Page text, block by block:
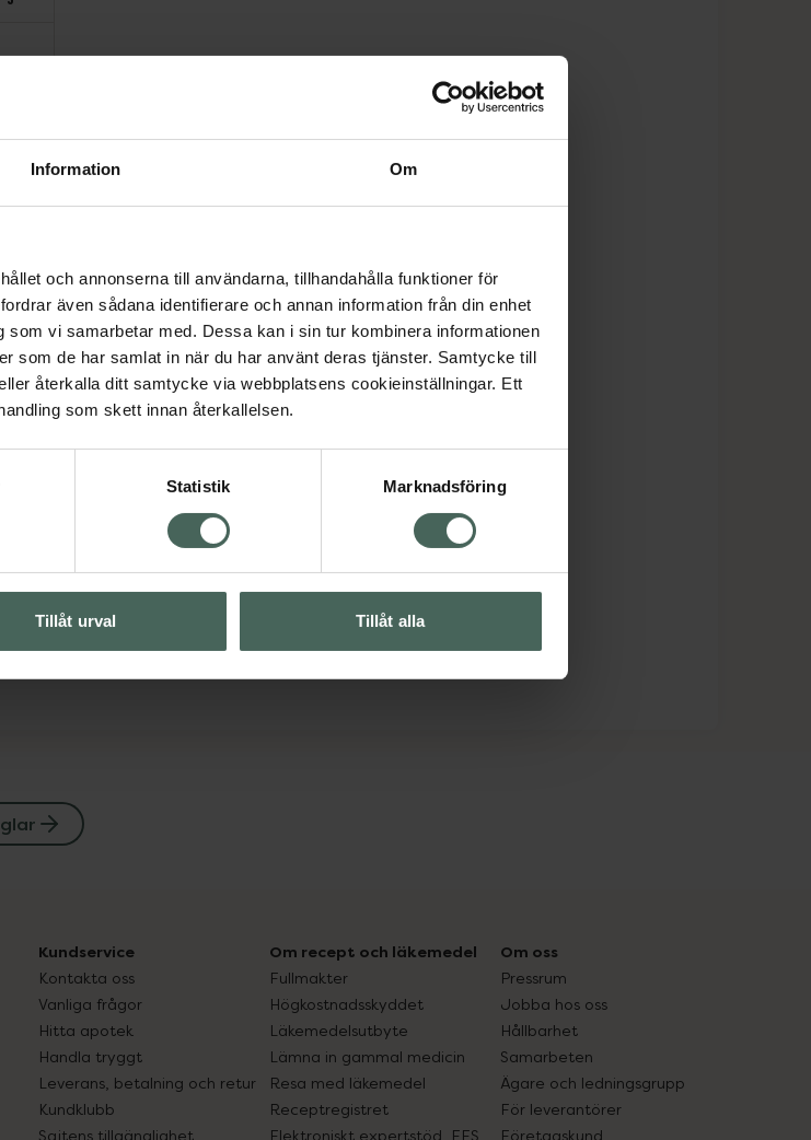
Information Om
och annonserna till användarna, tillhandahålla funktioner för
även sådana identifierare och annan information från din enhet
vi samarbetar med. Dessa kan i sin tur kombinera informationen
som de har samlat in när du har använt deras tjänster. Samtycke till
återkalla ditt samtycke via webbplatsens cookieinställningar. Ett
som skett innan återkallelsen.
Statistik Marknadsföring
Tillåt urval Tillåt alla
Kundservice
Kontakta oss
Vanliga frågor
Hitta apotek
Handla tryggt
Leverans, betalning och retur
Kundklubb
Sajtens tillgänglighet
Om recept och läkemedel
Fullmakter
Högkostnadsskyddet
Läkemedelsutbyte
Lämna in gammal medicin
Resa med läkemedel
Receptregistret
Elektroniskt expertstöd, EES
Om oss
Pressrum
Jobba hos oss
Hållbarhet
Samarbeten
Ägare och ledningsgrupp
För leverantörer
Företagskund